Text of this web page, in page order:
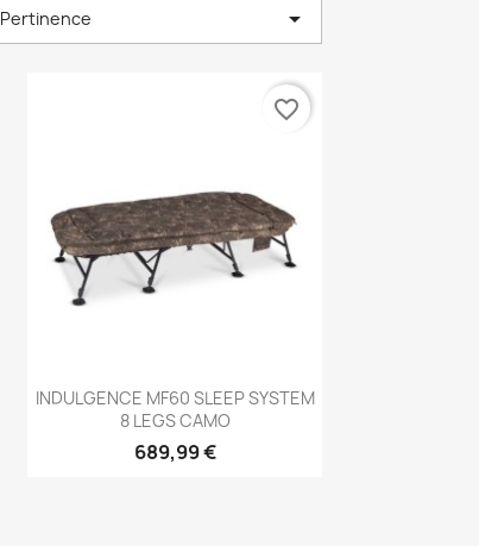
Pertinence 
Aperçu rapide
INDULGENCE MF60 SLEEP SYSTEM
8 LEGS CAMO
689,99 €
favorite_border